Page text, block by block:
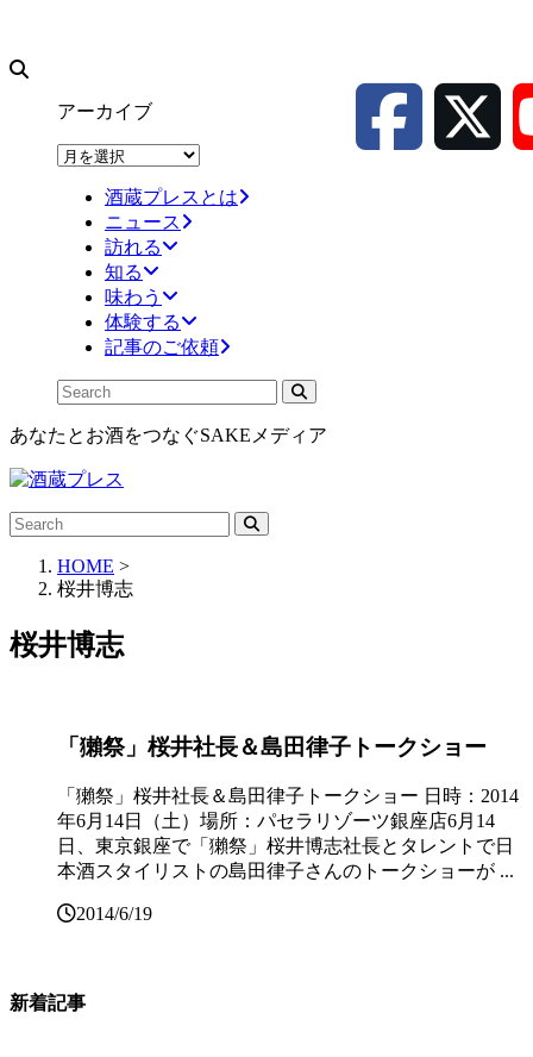
アーカイブ
ア
酒蔵プレスとは
ニュース
訪れる
知る
味わう
体験する
記事のご依頼
あなたとお酒をつなぐSAKEメディア
HOME >
桜井博志
桜井博志
「獺祭」桜井社長＆島田律子トークショー
「獺祭」桜井社長＆島田律子トークショー 日時：2014
年6月14日（土）場所：パセラリゾーツ銀座店6月14
日、東京銀座で「獺祭」桜井博志社長とタレントで日
本酒スタイリストの島田律子さんのトークショーが ...
2014/6/19
新着記事